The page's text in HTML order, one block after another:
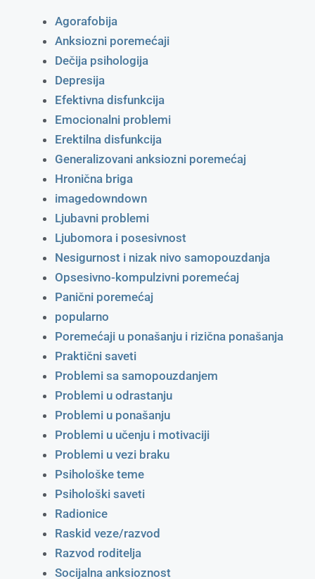
Agorafobija
Anksiozni poremećaji
Dečija psihologija
Depresija
Efektivna disfunkcija
Emocionalni problemi
Erektilna disfunkcija
Generalizovani anksiozni poremećaj
Hronična briga
imagedowndown
Ljubavni problemi
Ljubomora i posesivnost
Nesigurnost i nizak nivo samopouzdanja
Opsesivno-kompulzivni poremećaj
Panični poremećaj
popularno
Poremećaji u ponašanju i rizična ponašanja
Praktični saveti
Problemi sa samopouzdanjem
Problemi u odrastanju
Problemi u ponašanju
Problemi u učenju i motivaciji
Problemi u vezi braku
Psihološke teme
Psihološki saveti
Radionice
Raskid veze/razvod
Razvod roditelja
Socijalna anksioznost